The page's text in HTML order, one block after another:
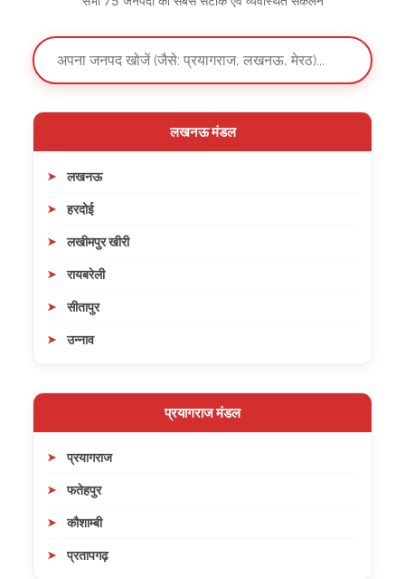
लखनऊ मंडल
लखनऊ
हरदोई
लखीमपुर खीरी
रायबरेली
सीतापुर
उन्नाव
प्रयागराज मंडल
प्रयागराज
फतेहपुर
कौशाम्बी
प्रतापगढ़